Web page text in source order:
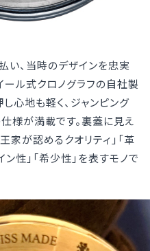
い、当時のデザインを忠実
ール式クロノグラフの自社製
心地も軽く、ジャンピング
様が満載です。裏蓋に見え
家が認めるクオリティ」「革
性」「希少性」を表すモノで